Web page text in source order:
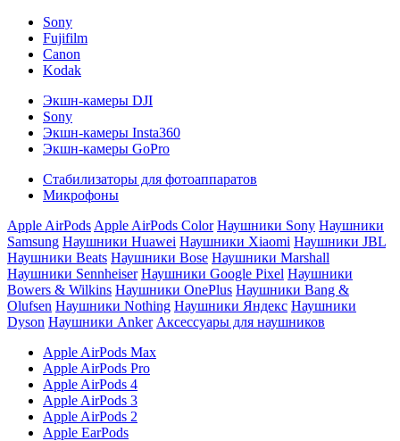
Sony
Fujifilm
Canon
Kodak
Экшн-камеры DJI
Sony
Экшн-камеры Insta360
Экшн-камеры GoPro
Стабилизаторы для фотоаппаратов
Микрофоны
Apple AirPods Apple AirPods Color Наушники Sony Наушники
Samsung Наушники Huawei Наушники Xiaomi Наушники JBL
Наушники Beats Наушники Bose Наушники Marshall
Наушники Sennheiser Наушники Google Pixel Наушники
Bowers & Wilkins Наушники OnePlus Наушники Bang &
Olufsen Наушники Nothing Наушники Яндекс Наушники
Dyson Наушники Anker Аксессуары для наушников
Apple AirPods Max
Apple AirPods Pro
Apple AirPods 4
Apple AirPods 3
Apple AirPods 2
Apple EarPods